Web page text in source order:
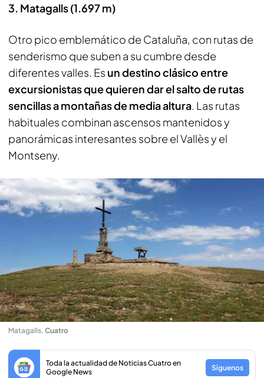
3. Matagalls (1.697 m)
Otro pico emblemático de Cataluña, con rutas de
senderismo que suben a su cumbre desde
diferentes valles. Es un destino clásico entre
excursionistas que quieren dar el salto de rutas
sencillas a montañas de media altura. Las rutas
habituales combinan ascensos mantenidos y
panorámicas interesantes sobre el Vallès y el
Montseny.
Matagalls. Cuatro
Toda la actualidad de Noticias Cuatro en
Google News
Síguenos